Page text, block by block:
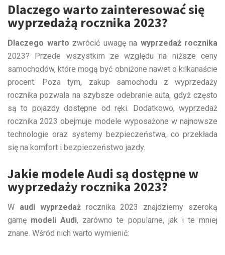
Dlaczego warto zainteresować się
wyprzedażą rocznika 2023?
Dlaczego warto zwrócić uwagę na wyprzedaż rocznika
2023? Przede wszystkim ze względu na niższe ceny
samochodów, które mogą być obniżone nawet o kilkanaście
procent. Poza tym, zakup samochodu z wyprzedaży
rocznika pozwala na szybsze odebranie auta, gdyż często
są to pojazdy dostępne od ręki. Dodatkowo, wyprzedaż
rocznika 2023 obejmuje modele wyposażone w najnowsze
technologie oraz systemy bezpieczeństwa, co przekłada
się na komfort i bezpieczeństwo jazdy.
Jakie modele Audi są dostępne w
wyprzedaży rocznika 2023?
W audi wyprzedażrocznika 2023 znajdziemy szeroką
gamę modeli Audi, zarówno te popularne, jak i te mniej
znane. Wśród nich warto wymienić: